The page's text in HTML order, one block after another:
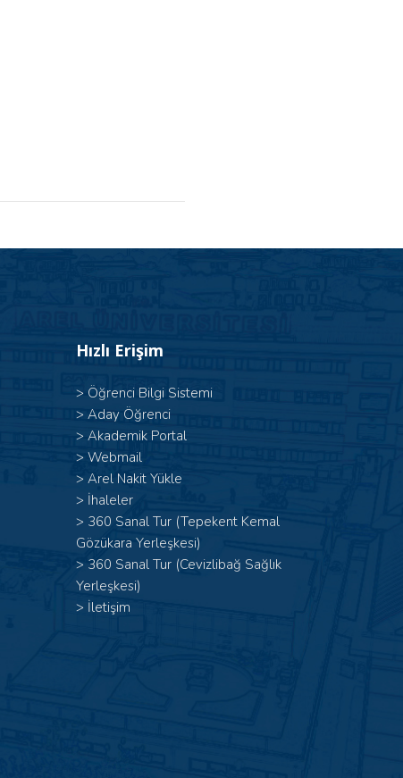
Hızlı Erişim
> Öğrenci Bilgi Sistemi
> Aday Öğrenci
> Akademik Portal
> Webmail
> Arel Nakit Yükle
> İhaleler
> 360 Sanal Tur (Tepekent Kemal
Gözükara Yerleşkesi)
> 360 Sanal Tur (Cevizlibağ Sağlık
Yerleşkesi)
> İletişim